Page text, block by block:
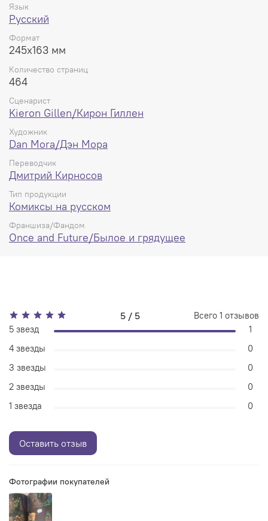
Язык
Русский
Формат
245x163 мм
Количество страниц
464
Сценарист
Kieron Gillen/Кирон Гиллен
Художник
Dan Mora/Дэн Мора
Переводчик
Дмитрий Кирносов
Тип продукции
Комиксы на русском
Франшиза/Фандом
Once and Future/Былое и грядущее
Фотографии покупателей
5 / 5 Всего 1 отзывов
5 звезд
1
4 звезды
0
3 звезды
0
2 звезды
0
1 звезда
0
Оставить отзыв